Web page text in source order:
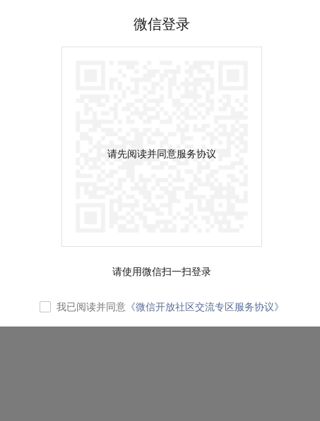
微信登录
请先阅读并同意服务协议
请使用微信扫一扫登录
我已阅读并同意 《微信开放社区交流专区服务协议》